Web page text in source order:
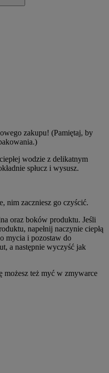
zakupu! (Pamiętaj, by
wodzie z delikatnym
spłucz i wysusz.
nim zaczniesz go czyścić.
oraz boków produktu. Jeśli
napełnij naczynie ciepłą
mycia i pozostaw do
a następnie wyczyść jak
możesz też myć w zmywarce